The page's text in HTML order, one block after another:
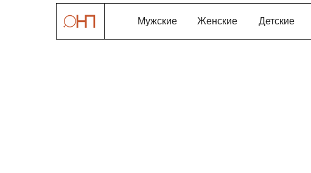
Женские
Мужские Детские